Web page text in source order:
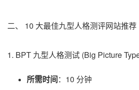
二、 10 大最佳九型人格测评网站推荐
1. BPT 九型人格测试 (Big Picture
所需时间：10 分钟